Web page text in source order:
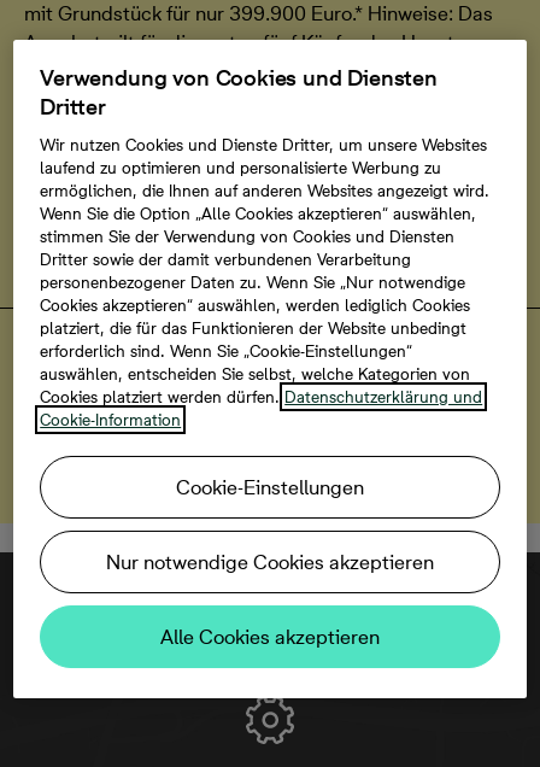
mit Grundstück für nur 399.900 Euro.* Hinweise: Das
Angebot gilt für die ersten fünf Käufer des Haustypen
Aurora im Zeitraum vom 17.07.-31.10.2026 im
Tresenwaldbogen. Der Sparpreis gilt nur für ein
Bodenbeläge sind nicht enthalten.
Zu den Häusern
KfW-Förder-Tipp
Neue KfW-Förderung für
Effizienzhaus 55
Mehr erfahren
Verwendung von Cookies und Diensten
Dritter
Wir nutzen Cookies und Dienste Dritter, um unsere Websites
laufend zu optimieren und personalisierte Werbung zu
ermöglichen, die Ihnen auf anderen Websites angezeigt wird.
Wenn Sie die Option „Alle Cookies akzeptieren“ auswählen,
stimmen Sie der Verwendung von Cookies und Diensten
Dritter sowie der damit verbundenen Verarbeitung
personenbezogener Daten zu. Wenn Sie „Nur notwendige
Cookies akzeptieren“ auswählen, werden lediglich Cookies
platziert, die für das Funktionieren der Website unbedingt
erforderlich sind. Wenn Sie „Cookie-Einstellungen“
auswählen, entscheiden Sie selbst, welche Kategorien von
Cookies platziert werden dürfen. Datenschutzerklärung und
Cookie-Information
Cookie-Einstellungen
Nur notwendige Cookies akzeptieren
Alle Cookies akzeptieren